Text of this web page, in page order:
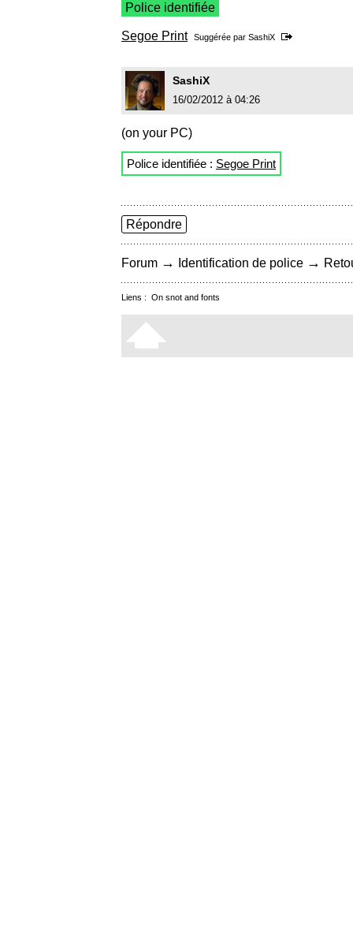
Police identifiée
Segoe Print Suggérée par SashiX
SashiX
16/02/2012 à 04:26
(on your PC)
Police identifiée : Segoe Print
Répondre
Forum → Identification de police →
Liens : On snot and fonts